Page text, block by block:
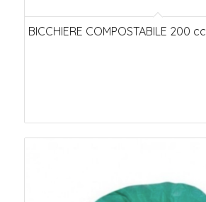
BICCHIERE COMPOSTABILE 200 cc